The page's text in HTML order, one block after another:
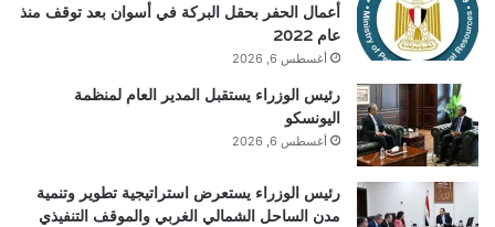
أعمال الحفر بحقل البركة في أسوان بعد توقف منذ
عام 2022
أغسطس 6, 2026
رئيس الوزراء يستقبل المدير العام لمنظمة
اليونسكو
أغسطس 6, 2026
رئيس الوزراء يستعرض استراتيجية تطوير وتنمية
مدن الساحل الشمالي الغربي والموقف التنفيذي